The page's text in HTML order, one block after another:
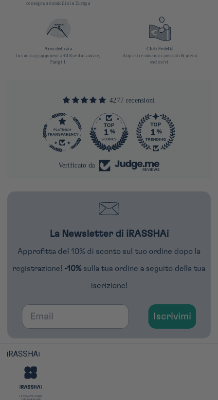
consegna a domicilio in Europa
Area dedicata
In cucina giapponese a 40 Rue du Louvre,
Parigi 1
Club Fedeltà
Acquisti e missioni premiati & premi
esclusivi
4277 recensioni
290
Verificato da
La Newsletter di iRASSHAi
Approfitta del 10% di sconto sul tuo ordine dopo la
registrazione! -10% sulla tua ordine a seguito della tua
iscrizione!
Email
Iscrivimi
iRASSHAi